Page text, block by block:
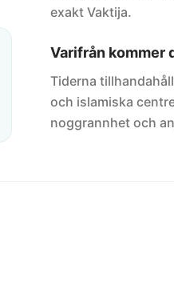
exakt Vaktija.
Varifrån kommer
Tiderna
och islamiska
noggrannhet och